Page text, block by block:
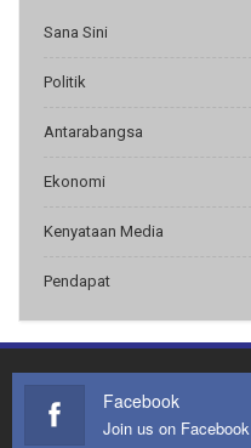
Sana Sini
Politik
Antarabangsa
Ekonomi
Kenyataan Media
Pendapat
Facebook
Join us on Facebook